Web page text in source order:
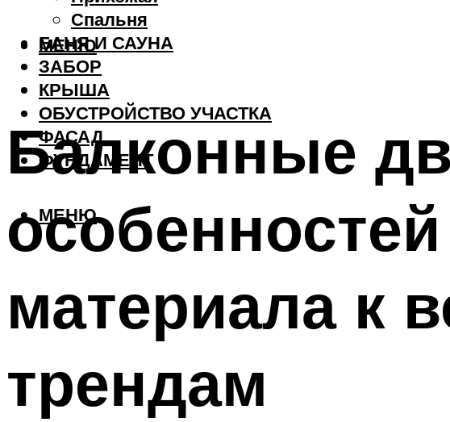
Спальня
БАНЯ И САУНА
ЗАБОР
КРЫША
ОБУСТРОЙСТВО УЧАСТКА
ФАСАД
ФУНДАМЕНТ
МЕНЮ
МЕНЮ
Балконные
материала к
трендам